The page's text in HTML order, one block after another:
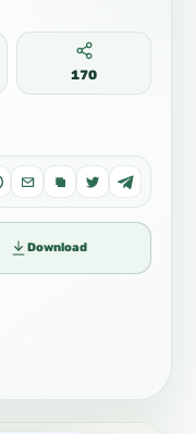
170
Download